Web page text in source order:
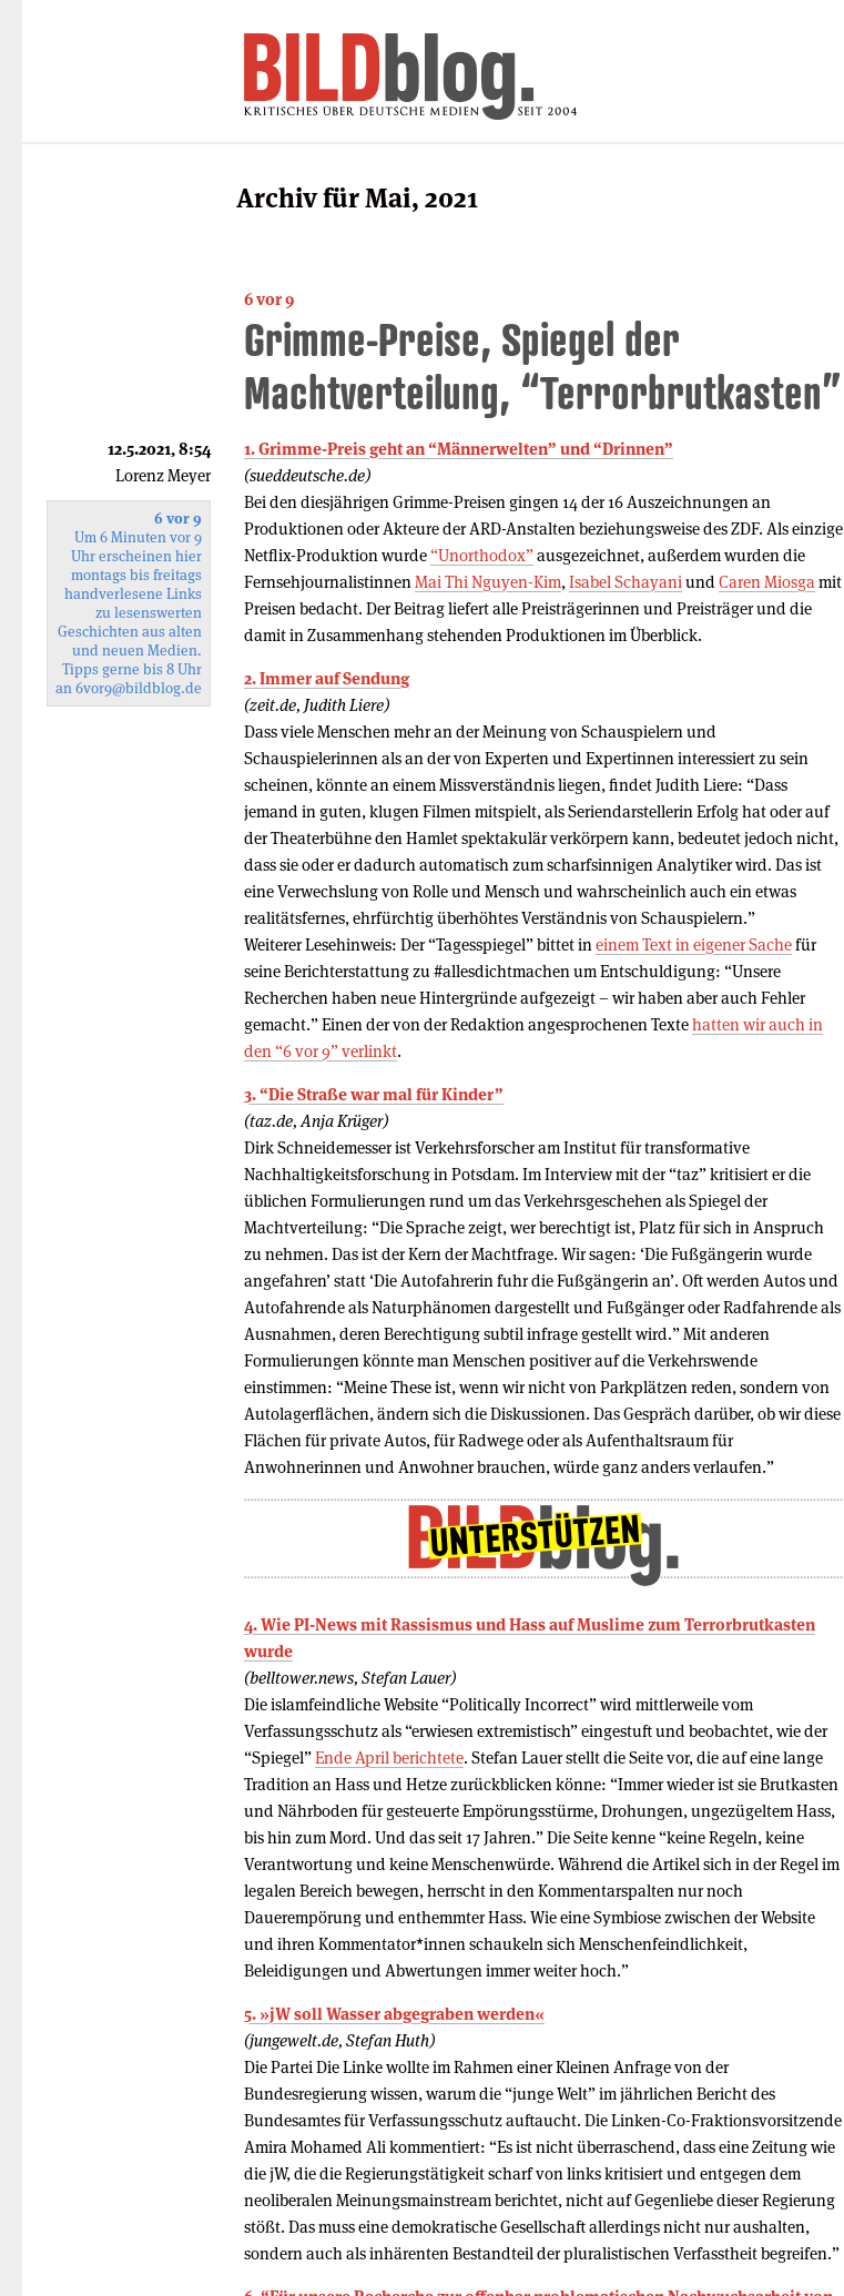
Archiv für Mai, 2021
6 vor 9
Grimme-Preise, Spiegel der
Machtverteilung, “Terrorbrutkasten”
1. Grimme-Preis geht an “Männerwelten” und “Drinnen”
(sueddeutsche.de)
Bei den diesjährigen Grimme-Preisen gingen 14 der 16 Auszeichnungen an
Produktionen oder Akteure der ARD-Anstalten beziehungsweise des ZDF. Als einzige
Netflix-Produktion wurde “Unorthodox”ausgezeichnet, außerdem wurden die
Fernsehjournalistinnen Mai Thi Nguyen-Kim, Isabel Schayani und Caren Miosga mit
Preisen bedacht. Der Beitrag liefert alle Preisträgerinnen und Preisträger und die
damit in Zusammenhang stehenden Produktionen im Überblick.
2. Immer auf Sendung
(zeit.de, Judith Liere)
Dass viele Menschen mehr an der Meinung von Schauspielern und
Schauspielerinnen als an der von Experten und Expertinnen interessiert zu sein
scheinen, könnte an einem Missverständnis liegen, findet Judith Liere: “Dass
jemand in guten, klugen Filmen mitspielt, als Seriendarstellerin Erfolg hat oder auf
der Theaterbühne den Hamlet spektakulär verkörpern kann, bedeutet jedoch nicht,
dass sie oder er dadurch automatisch zum scharfsinnigen Analytiker wird. Das ist
eine Verwechslung von Rolle und Mensch und wahrscheinlich auch ein etwas
realitätsfernes, ehrfürchtig überhöhtes Verständnis von Schauspielern.”
Weiterer Lesehinweis: Der “Tagesspiegel” bittet in einem Text in eigener Sachefür
seine Berichterstattung zu #allesdichtmachen um Entschuldigung: “Unsere
Recherchen haben neue Hintergründe aufgezeigt – wir haben aber auch Fehler
gemacht.” Einen der von der Redaktion angesprochenen Textehatten wir auch in
den “6 vor 9” verlinkt.
3. “Die Straße war mal für Kinder”
(taz.de, Anja Krüger)
Dirk Schneidemesser ist Verkehrsforscher am Institut für transformative
Nachhaltigkeitsforschung in Potsdam. Im Interview mit der “taz” kritisiert er die
üblichen Formulierungen rund um das Verkehrsgeschehen als Spiegel der
Machtverteilung: “Die Sprache zeigt, wer berechtigt ist, Platz für sich in Anspruch
zu nehmen. Das ist der Kern der Machtfrage. Wir sagen: ‘Die Fußgängerin wurde
angefahren’ statt ‘Die Autofahrerin fuhr die Fußgängerin an’. Oft werden Autos und
Autofahrende als Naturphänomen dargestellt und Fußgänger oder Radfahrende als
Ausnahmen, deren Berechtigung subtil infrage gestellt wird.” Mit anderen
Formulierungen könnte man Menschen positiver auf die Verkehrswende
einstimmen: “Meine These ist, wenn wir nicht von Parkplätzen reden, sondern von
Autolagerflächen, ändern sich die Diskussionen. Das Gespräch darüber, ob wir diese
Flächen für private Autos, für Radwege oder als Aufenthaltsraum für
Anwohnerinnen und Anwohner brauchen, würde ganz anders verlaufen.”
4. Wie PI-News mit Rassismus und Hass auf Muslime zum Terrorbrutkasten
wurde
(belltower.news, Stefan Lauer)
Die islamfeindliche Website “Politically Incorrect” wird mittlerweile vom
Verfassungsschutz als “erwiesen extremistisch” eingestuft und beobachtet, wie der
“Spiegel”Ende April berichtete. Stefan Lauer stellt die Seite vor, die auf eine lange
Tradition an Hass und Hetze zurückblicken könne: “Immer wieder ist sie Brutkasten
und Nährboden für gesteuerte Empörungsstürme, Drohungen, ungezügeltem Hass,
bis hin zum Mord. Und das seit 17 Jahren.” Die Seite kenne “keine Regeln, keine
Verantwortung und keine Menschenwürde. Während die Artikel sich in der Regel im
legalen Bereich bewegen, herrscht in den Kommentarspalten nur noch
Dauerempörung und enthemmter Hass. Wie eine Symbiose zwischen der Website
und ihren Kommentator*innen schaukeln sich Menschenfeindlichkeit,
Beleidigungen und Abwertungen immer weiter hoch.”
5. »jW soll Wasser abgegraben werden«
(jungewelt.de, Stefan Huth)
Die Partei Die Linke wollte im Rahmen einer Kleinen Anfrage von der
Bundesregierung wissen, warum die “junge Welt” im jährlichen Bericht des
Bundesamtes für Verfassungsschutz auftaucht. Die Linken-Co-Fraktionsvorsitzende
Amira Mohamed Ali kommentiert: “Es ist nicht überraschend, dass eine Zeitung wie
die jW, die die Regierungstätigkeit scharf von links kritisiert und entgegen dem
neoliberalen Meinungsmainstream berichtet, nicht auf Gegenliebe dieser Regierung
stößt. Das muss eine demokratische Gesellschaft allerdings nicht nur aushalten,
sondern auch als inhärenten Bestandteil der pluralistischen Verfasstheit begreifen.”
12.5.2021, 8:54
Lorenz Meyer
6 vor 9
Um 6 Minuten vor 9
Uhr erscheinen hier
montags bis freitags
handverlesene Links
zu lesenswerten
Geschichten aus alten
und neuen Medien.
Tipps gerne bis 8 Uhr
an6vor9@bildblog.de